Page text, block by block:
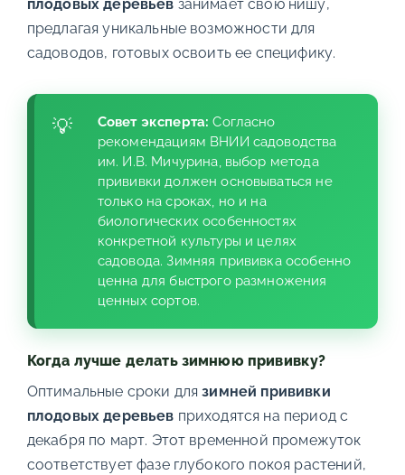
плодовых деревьев занимает свою нишу,
предлагая уникальные возможности для
садоводов, готовых освоить ее специфику.
Совет эксперта: Согласно
рекомендациям ВНИИ садоводства
им. И.В. Мичурина, выбор метода
прививки должен основываться не
только на сроках, но и на
биологических особенностях
конкретной культуры и целях
садовода. Зимняя прививка особенно
ценна для быстрого размножения
ценных сортов.
Когда лучше делать зимнюю прививку?
Оптимальные сроки длязимней прививки
плодовых деревьев приходятся на период с
декабря по март. Этот временной промежуток
соответствует фазе глубокого покоя растений,